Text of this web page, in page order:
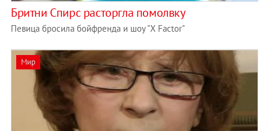
Бритни Спирс расторгла помолвку
Певица бросила бойфренда и шоу "X Factor"
Мир